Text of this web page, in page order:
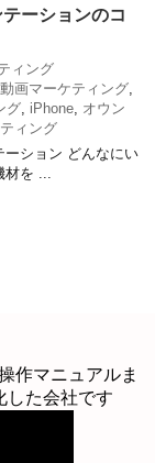
ーションのコ
ィング
動画マーケティング,
グ, iPhone, オウン
ィング
ション どんなにい
材を ...
作マニュアルま
した会社です